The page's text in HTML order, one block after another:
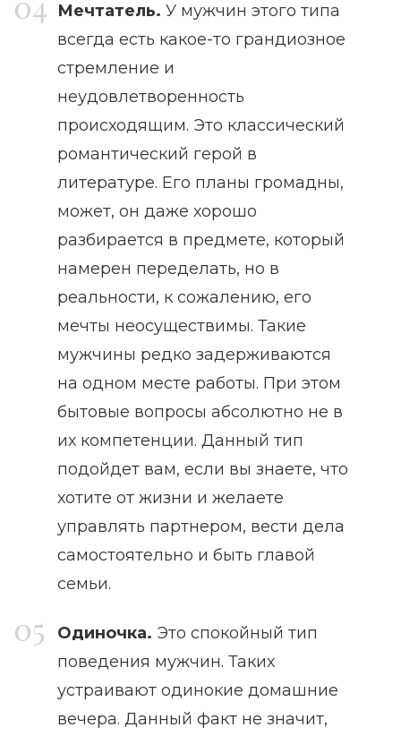
Мечтатель. У мужчин этого типа
всегда есть какое-то грандиозное
стремление и
неудовлетворенность
происходящим. Это классический
романтический герой в
литературе. Его планы громадны,
может, он даже хорошо
разбирается в предмете, который
намерен переделать, но в
реальности, к сожалению, его
мечты неосуществимы. Такие
мужчины редко задерживаются
на одном месте работы. При этом
бытовые вопросы абсолютно не в
их компетенции. Данный тип
подойдет вам, если вы знаете, что
хотите от жизни и желаете
управлять партнером, вести дела
самостоятельно и быть главой
семьи.
Одиночка. Это спокойный тип
поведения мужчин. Таких
устраивают одинокие домашние
вечера. Данный факт не значит,